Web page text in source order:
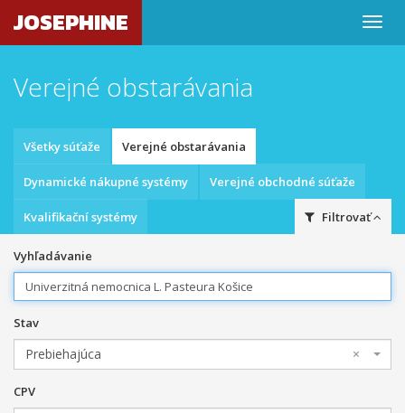
JOSEPHINE
Verejné obstarávania
Všetky súťaže Verejné obstarávania
Dynamické nákupné systémy Verejné obchodné súťaže
Kvalifikační systémy Filtrovať
Vyhľadávanie
Stav
×
Prebiehajúca
CPV